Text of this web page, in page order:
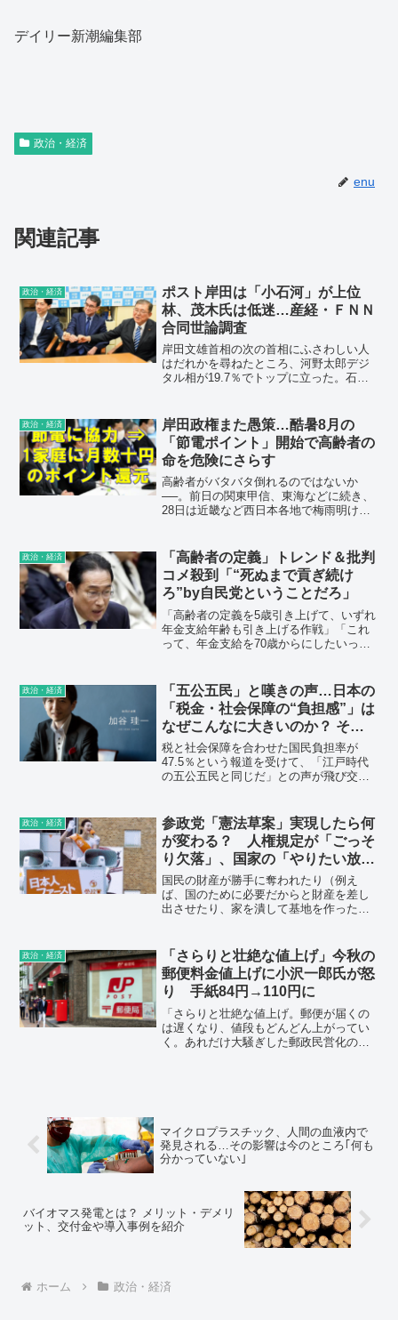
デイリー新潮編集部
政治・経済
enu
関連記事
政治・経済
ポスト岸田は「小石河」が上位
林、茂木氏は低迷…産経・ＦＮＮ
合同世論調査
岸田文雄首相の次の首相にふさわしい人
はだれかを尋ねたところ、河野太郎デジ
タル相が19.7％でトップに立った。石破
総裁選で河野氏陣営の中心となった「小
石河連合」が他の現職閣僚や党幹部に大
差をつけた。
政治・経済
岸田政権また愚策…酷暑8月の
「節電ポイント」開始で高齢者の
命を危険にさらす
高齢者がバタバタ倒れるのではないか
──。前日の関東甲信、東海などに続き、
28日は近畿など西日本各地で梅雨明けが
「酷暑の夏」に突入する中、松野官房長
官は「節電ポイント」を8月中に開始する
と発表。「酷暑に節電」は高齢者の命を
危険にさらすだけだ。
政治・経済
「高齢者の定義」トレンド＆批判
コメ殺到「“死ぬまで貢ぎ続け
ろ”by自民党ということだろ」
「高齢者の定義を5歳引き上げて、いずれ
年金支給年齢も引き上げる作戦」「これ
って、年金支給を70歳からにしたいって
ね？ 真面目に国民は税金を納めている
のに。自分達は裏金三昧で…」
政治・経済
「五公五民」と嘆きの声…日本の
「税金・社会保障の“負担感”」は
なぜこんなに大きいのか？ その
意外な理由
税と社会保障を合わせた国民負担率が
47.5％という報道を受けて、「江戸時代
の五公五民と同じだ」との声が飛び交っ
はどう考えればよいのだろうか。
政治・経済
参政党「憲法草案」実現したら何
が変わる？ 人権規定が「ごっそ
り欠落」、国家の「やりたい放
題」への懸念
国民の財産が勝手に奪われたり（例え
ば、国のために必要だからと財産を差し
出させたり、家を潰して基地を作った
が横行したり、治安維持法のようなもの
を復活させることも可能になってしまい
ます。
政治・経済
「さらりと壮絶な値上げ」今秋の
郵便料金値上げに小沢一郎氏が怒
り 手紙84円→110円に
「さらりと壮絶な値上げ。郵便が届くの
は遅くなり、値段もどんどん上がってい
く。あれだけ大騒ぎした郵政民営化の結
マイクロプラスチック、人間の血液内で
発見される…その影響は今のところ｢何も
分かっていない｣
バイオマス発電とは？ メリット・デメリ
ット、交付金や導入事例を紹介
ホーム 政治・経済